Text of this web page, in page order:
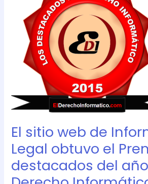
El sitio web de
Legal obtuvo el
destacados del
Informática
Legal
obtuvo
Premio
destacados
del
2015
Derecho
Informático\»